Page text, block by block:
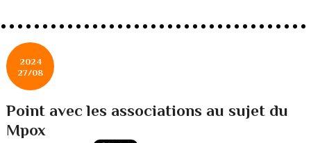
2024
27/08
Point avec les associations au sujet du
Mpox